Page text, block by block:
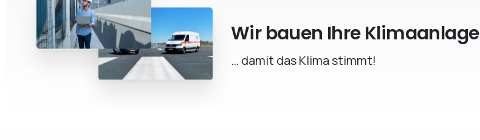
Wir bauen Ihre Klimaanlage
… damit das Klima stimmt!